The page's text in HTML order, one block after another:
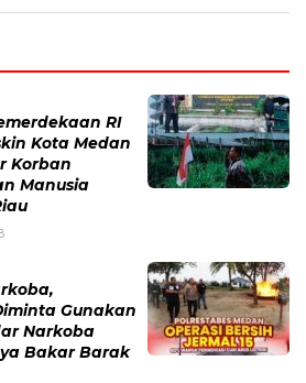
RI
Kota Medan
Korban
Manusia
Gunakan
Narkoba
Bakar Barak